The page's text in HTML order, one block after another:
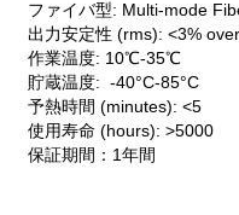
ファイバ型: Multi-mode
出力安定性 (rms): <3%
作業温度: 10℃-35℃
貯蔵温度: -40°C-85°C
予熱時間 (minutes): <5
使用寿命 (hours): >5000
保証期間：1年間